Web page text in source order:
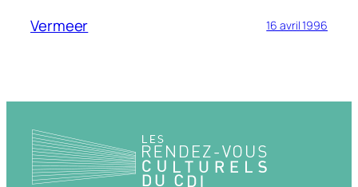
Vermeer 16 avril 1996